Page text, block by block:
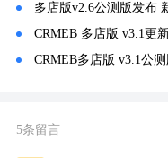
多店版v2.6公测版发布
CRMEB 多店版 v3.1更
CRMEB多店版 v3.1公
5条留言